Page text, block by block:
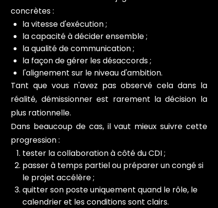
concrètes :
la vitesse d'exécution ;
la capacité à décider ensemble ;
la qualité de communication ;
la façon de gérer les désaccords ;
l'alignement sur le niveau d'ambition.
Tant que vous n'avez pas observé cela dans la
réalité, démissionner est rarement la décision la
plus rationnelle.
Dans beaucoup de cas, il vaut mieux suivre cette
progression :
tester la collaboration à côté du CDI ;
passer à temps partiel ou préparer un congé si
le projet accélère ;
quitter son poste uniquement quand le rôle, le
calendrier et les conditions sont clairs.